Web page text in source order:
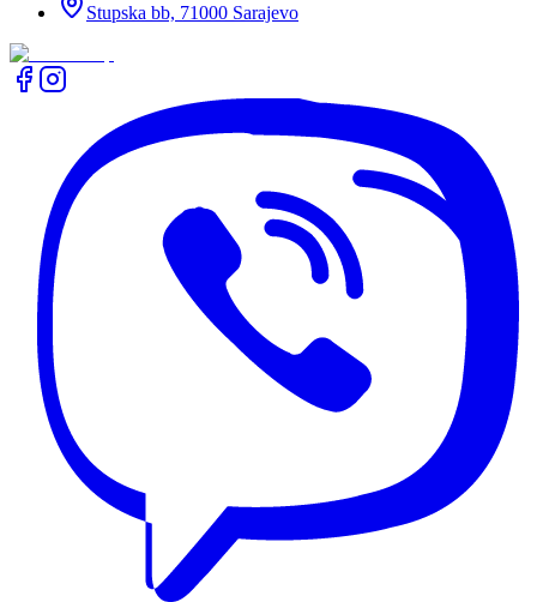
Stupska bb, 71000 Sarajevo